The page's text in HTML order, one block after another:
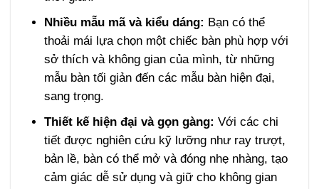
Nhiều mẫu mã và kiểu dáng: Bạn có thể
thoải mái lựa chọn một chiếc bàn phù hợp với
sở thích và không gian của mình, từ những
mẫu bàn tối giản đến các mẫu bàn hiện đại,
sang trọng.
Thiết kế hiện đại và gọn gàng:Với các chi
tiết được nghiên cứu kỹ lưỡng như ray trượt,
bản lề, bàn có thể mở và đóng nhẹ nhàng, tạo
cảm giác dễ sử dụng và giữ cho không gian